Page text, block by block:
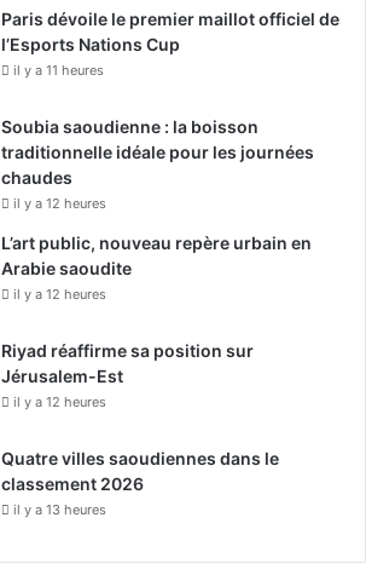
Paris dévoile le premier maillot officiel de
l’Esports Nations Cup
il y a 11 heures
Soubia saoudienne : la boisson
traditionnelle idéale pour les journées
chaudes
il y a 12 heures
L’art public, nouveau repère urbain en
Arabie saoudite
il y a 12 heures
Riyad réaffirme sa position sur
Jérusalem-Est
il y a 12 heures
Quatre villes saoudiennes dans le
classement 2026
il y a 13 heures